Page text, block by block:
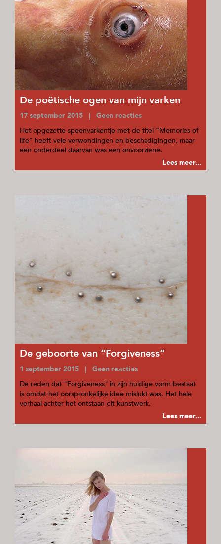
De poëtische ogen van mijn varken
17 september 2015 | Geen reacties
Het opgezette speenvarkentje met de titel “Memories of
life” heeft vele verwondingen en beschadigingen, maar
één onderdeel daarvan was een onvoorziene.
Lees meer...
De geboorte van “Forgiveness”
1 september 2015 | Geen reacties
De reden dat "Forgiveness" in zijn huidige vorm bestaat
is omdat het oorspronkelijke idee mislukt was. Het hele
verhaal achter het ontstaan dit kunstwerk.
Lees meer...